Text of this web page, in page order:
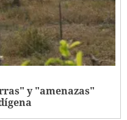
y "amenazas"